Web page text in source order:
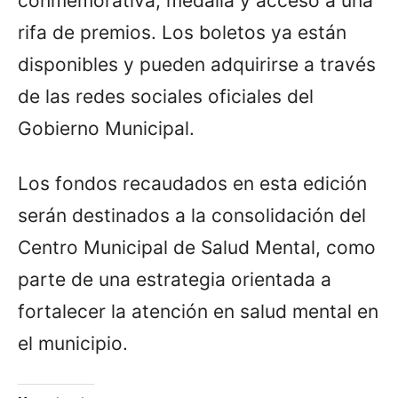
rifa de premios. Los boletos ya están
disponibles y pueden adquirirse a través
de las redes sociales oficiales del
Gobierno Municipal.
Los fondos recaudados en esta edición
serán destinados a la consolidación del
Centro Municipal de Salud Mental, como
parte de una estrategia orientada a
fortalecer la atención en salud mental en
el municipio.